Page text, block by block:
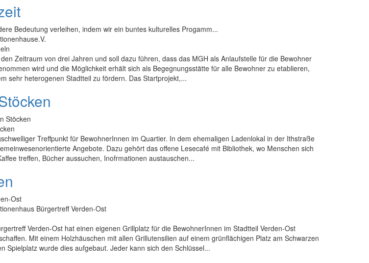
Bedeutung verleihen, indem wir ein buntes kulturelles Progamm...
Zeitraum von drei Jahren und soll dazu führen, dass das MGH als Anlaufstelle für die Bewohner
wird und die Möglichkeit erhält sich als Begegnungsstätte für alle Bewohner zu etablieren,
sehr heterogenen Stadtteil zu fördern. Das Startprojekt,...
Stöcken
Treffpunkt für BewohnerInnen im Quartier. In dem ehemaligen Ladenlokal in der Ithstraße
Angebote. Dazu gehört das offene Lesecafé mit Bibliothek, wo Menschen sich
treffen, Bücher aussuchen, Inofrmationen austauschen...
Ost
Bürgertreff Verden-Ost
Verden-Ost hat einen eigenen Grillplatz für die BewohnerInnen im Stadtteil Verden-Ost
Mit einem Holzhäuschen mit allen Grillutensilien auf einem grünflächigen Platz am Schwarzen
Spielplatz wurde dies aufgebaut. Jeder kann sich den Schlüssel...